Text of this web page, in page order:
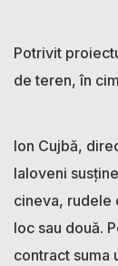
Potrivit
de teren, în
Ion Cujbă,
Ialoveni
cineva, rudele
loc sau două.
contract suma